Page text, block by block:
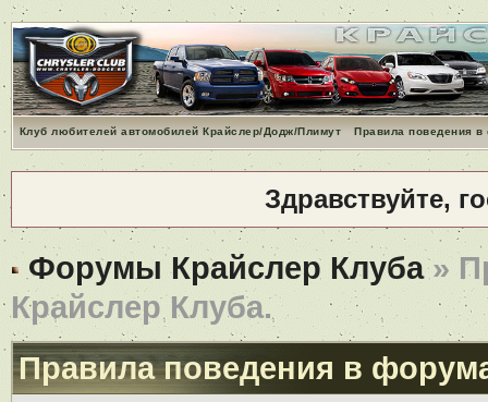
Клуб любителей автомобилей Крайслер/Додж/Плимут Правила поведения
Здравствуйте,
Форумы Крайслер Клуба»
Крайслер Клуба.
Правила поведения в